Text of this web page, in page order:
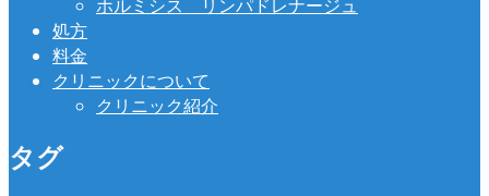
ホルミシス リンパドレナージュ
処方
料金
クリニックについて
クリニック紹介
タグ